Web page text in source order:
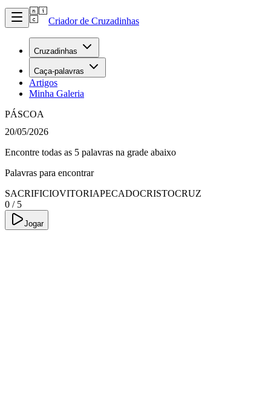
Criador de Cruzadinhas
Cruzadinhas
Caça-palavras
Artigos
Minha Galeria
PÁSCOA
20/05/2026
Encontre todas as 5 palavras na grade abaixo
Palavras para encontrar
SACRIFICIOVITORIAPECADOCRISTOCRUZ
0 / 5
Jogar